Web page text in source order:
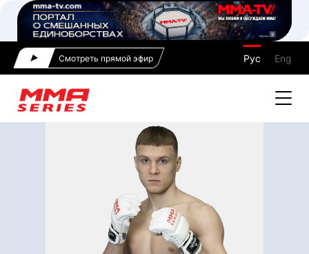
Смотреть прямой эфир Рус Eng